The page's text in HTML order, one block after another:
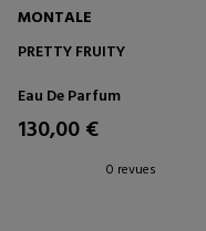
MONTALE
PRETTY FRUITY
Eau De Parfum
130,00 €
0 revues